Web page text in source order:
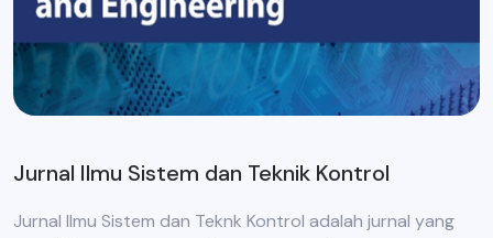
Jurnal Ilmu Sistem dan Teknik Kontrol
Jurnal Ilmu Sistem dan Teknk Kontrol adalah jurnal yang